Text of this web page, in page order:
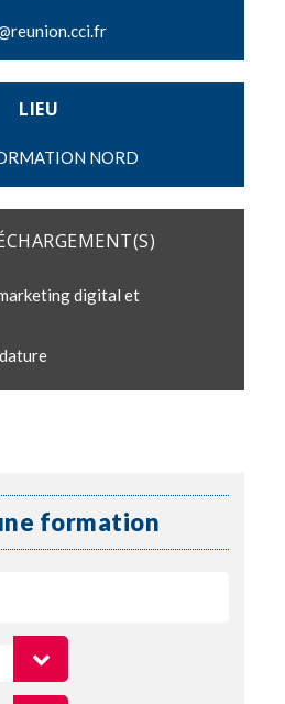
LIEU
NORD
digital et
formation